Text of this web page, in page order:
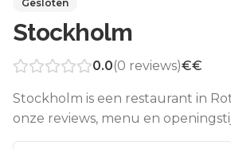
Gesloten
Stockholm
0.0(0 reviews)€€
Stockholm is een restaurant in
onze reviews, menu en